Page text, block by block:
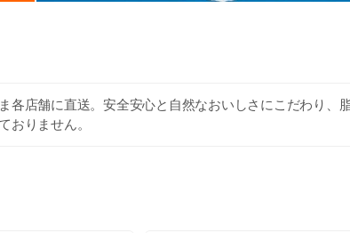
各店舗に直送。安全安心と自然なおいしさにこだわり、
おりません。